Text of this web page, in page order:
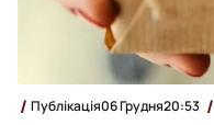
Публікація06 Грудня20:53